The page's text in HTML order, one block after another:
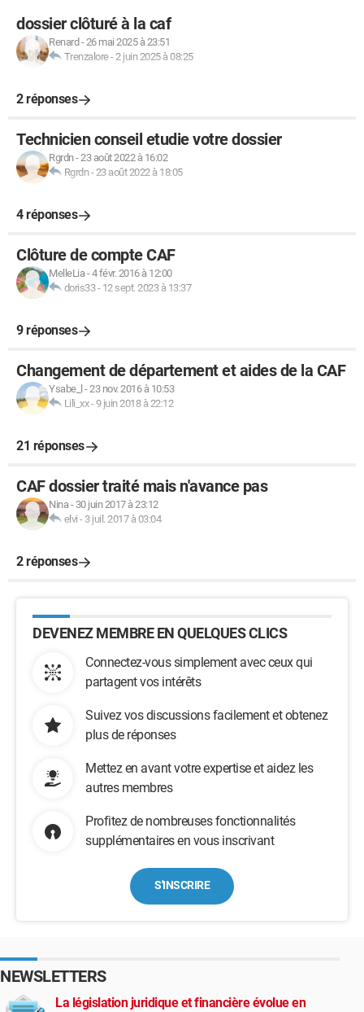
dossier clôturé à la caf
Renard -26 mai 2025 à 23:51
Trenzalore-2 juin 2025 à 08:25
2 réponses
Technicien conseil etudie votre dossier
Rgrdn-23 août 2022 à 16:02
Rgrdn-23 août 2022 à 18:05
4 réponses
Clôture de compte CAF
MelleLia-4 févr. 2016 à 12:00
doris33- 12 sept. 2023 à 13:37
9 réponses
Changement de département et aides de la CAF
Ysabe_l -23 nov. 2016 à 10:53
Lili_xx-9 juin 2018 à 22:12
21 réponses
CAF dossier traité mais n'avance pas
Nina- 30 juin 2017 à 23:12
elvi - 3 juil. 2017 à 03:04
2 réponses
DEVENEZ MEMBRE EN QUELQUES CLICS
Connectez-vous simplement avec ceux qui
partagent vos intérêts
Suivez vos discussions facilement et obtenez
plus de réponses
Mettez en avant votre expertise et aidez les
autres membres
Profitez de nombreuses fonctionnalités
supplémentaires en vous inscrivant
S'INSCRIRE
NEWSLETTERS
La législation juridique et financière évolue en